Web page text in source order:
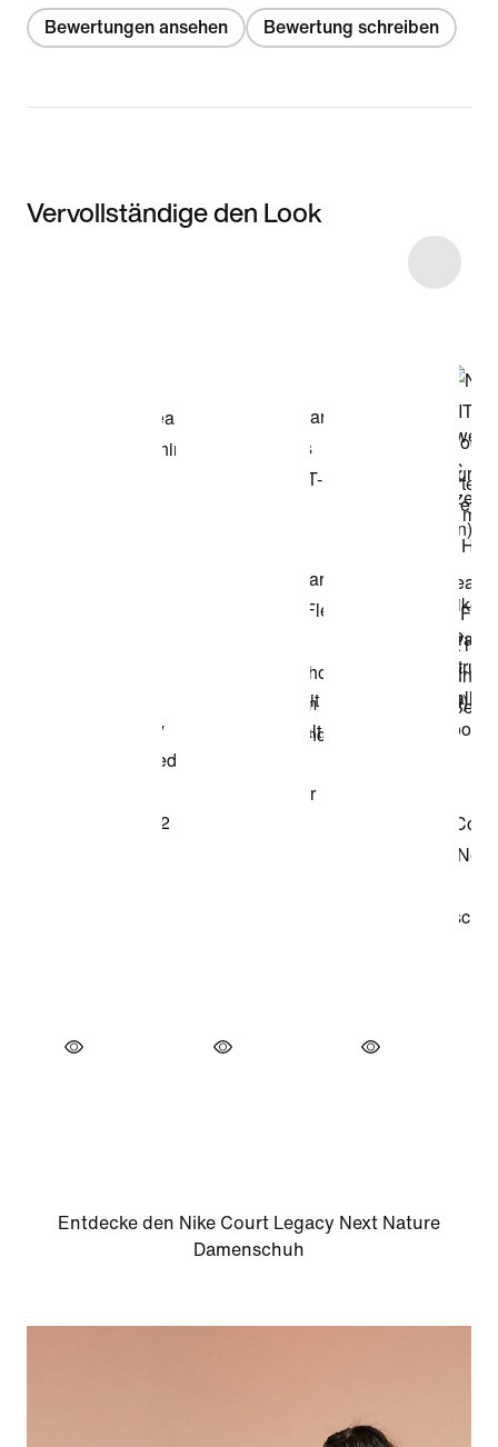
Bewertungen ansehen Bewertung schreiben
Vervollständige den Look
Entdecke den Nike Court Legacy Next Nature
Damenschuh